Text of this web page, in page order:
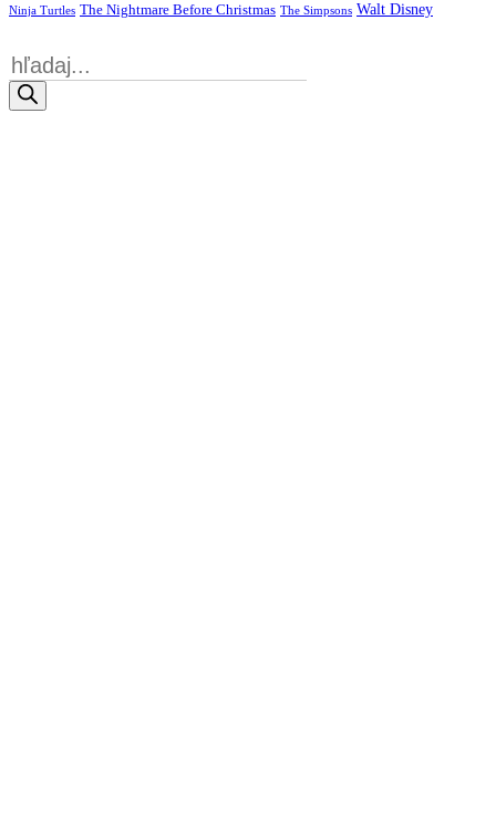
Ninja Turtles The Nightmare Before Christmas The Simpsons Walt Disney
Products
search